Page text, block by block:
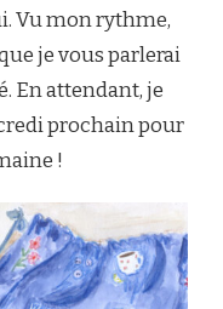
Vu mon rythme,
je vous parlerai
En attendant, je
prochain pour
!